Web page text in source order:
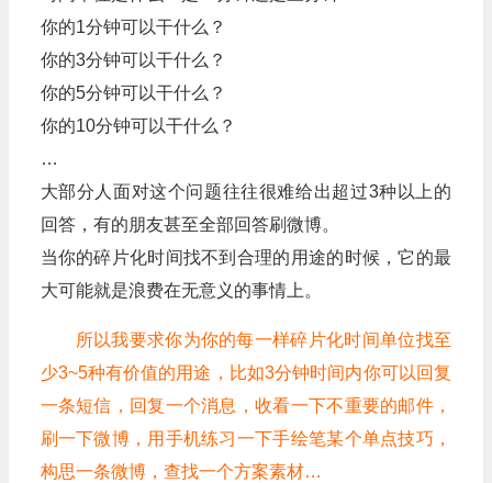
你的1分钟可以干什么？
你的3分钟可以干什么？
你的5分钟可以干什么？
你的10分钟可以干什么？
…
大部分人面对这个问题往往很难给出超过3种以上的
回答，有的朋友甚至全部回答刷微博。
当你的碎片化时间找不到合理的用途的时候，它的最
大可能就是浪费在无意义的事情上。
所以我要求你为你的每一样碎片化时间单位找至
少3~5种有价值的用途，比如3分钟时间内你可以回复
一条短信，回复一个消息，收看一下不重要的邮件，
刷一下微博，用手机练习一下手绘笔某个单点技巧，
构思一条微博，查找一个方案素材…